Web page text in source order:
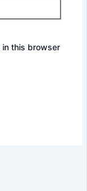
in this browser